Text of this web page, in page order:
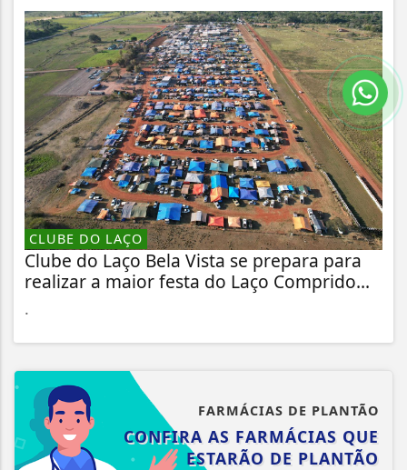
CLUBE DO LAÇO
Clube do Laço Bela Vista se prepara para
realizar a maior festa do Laço Comprido...
.
FARMÁCIAS DE PLANTÃO
CONFIRA AS FARMÁCIAS QUE
ESTARÃO DE PLANTÃO